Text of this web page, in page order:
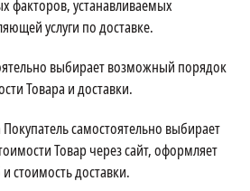
факторов, устанавливаемых
услуги по доставке.
выбирает возможный порядок
Товара и доставки.
самостоятельно выбирает
Товар через сайт, оформляет
стоимость доставки.